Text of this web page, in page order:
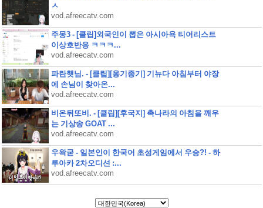
ㅅ
vod.afreecatv.com
주몽3 - [클립]외국인이 뽑은 아시아욕 티어리스트
이상호반응 ㅋㅋㅋ...
vod.afreecatv.com
파란햇님. - [클립][옹기종기] 기뉴다 아침부터 야장
에 손님이 찾아온...
vod.afreecatv.com
비온뒤또비. - [클립][후국지] 촉나라의 아침을 깨우
는 기상송 GOAT ...
vod.afreecatv.com
우왁굳 - 일본인이 한국어 초성게임에서 우승?! - 하
루아카 2차오디션 :...
vod.afreecatv.com